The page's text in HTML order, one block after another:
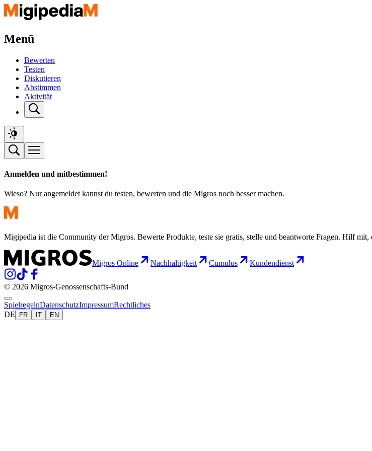
Menü
Bewerten
Testen
Diskutieren
Abstimmen
Aktivität
Anmelden und mitbestimmen!
Wieso? Nur angemeldet kannst du testen, bewerten und die Migros noch besser machen.
Migipedia ist die Community der Migros. Bewerte Produkte, teste sie gratis, stelle und beantworte Fragen. Hilf mit,
Migros Online Nachhaltigkeit Cumulus Kundendienst
© 2026 Migros-Genossenschafts-Bund
SpielregelnDatenschutzImpressumRechtliches
DE
FR IT EN